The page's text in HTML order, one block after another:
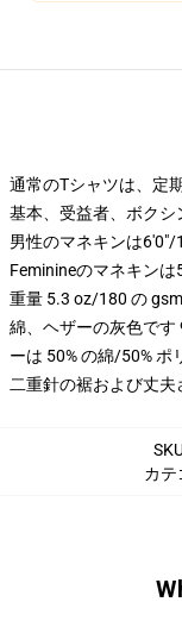
通常のTシャツは、定
基本、受益者、ボクシ
男性のマネキンは
Feminineのマネキン
重量 5.3 oz/180 の
綿、ヘザーの灰色です
ーは 50% の綿/50% ポ
二重針の裾および丈
カテ